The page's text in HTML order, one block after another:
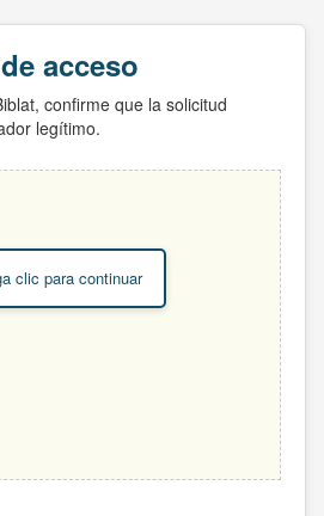
acceso
confirme que la solicitud
legítimo.
clic para continuar